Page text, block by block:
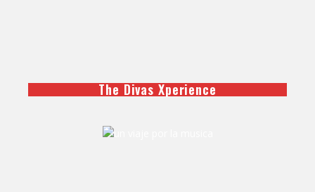
The Divas Xperience